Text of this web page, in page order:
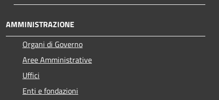
AMMINISTRAZIONE
Organi di Governo
Aree Amministrative
Uffici
Enti e fondazioni